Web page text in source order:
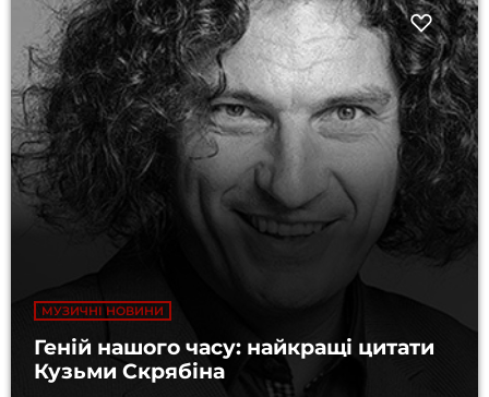
МУЗИЧНІ НОВИНИ
Геній нашого часу: найкращі цитати
Кузьми Скрябіна